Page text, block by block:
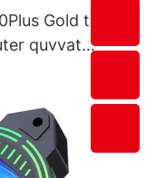
Gold to'liq
quvvat